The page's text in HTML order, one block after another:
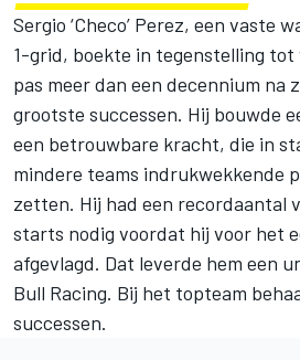
Sergio ‘Checo’ Perez, een vaste
1-grid, boekte in tegenstelling tot
pas meer dan een decennium na
grootste successen. Hij bouwde
een betrouwbare kracht, die in
mindere teams indrukwekkende
zetten. Hij had een recordaantal
starts nodig voordat hij voor het
afgevlagd. Dat leverde hem een
Bull Racing. Bij het topteam
successen.